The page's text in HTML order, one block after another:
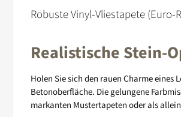
Robuste Vinyl-Vliestapete
Realistische Stein-
Holen Sie sich den rauen Charme
Betonoberfläche. Die gelungene
markanten Mustertapeten oder als